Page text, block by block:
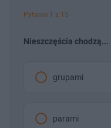
Pytanie 1 z 15
Nieszczęścia chodzą...
grupami
parami